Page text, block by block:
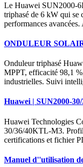
Le Huawei SUN2000-
triphasé de 6 kW qui se
performances
ONDULEUR
Onduleur triphasé
MPPT, efficacité 98,1
industrielles. Suivi
Huawei | SUN2000-
Huawei Technologies
30/36/40KTL-M3.
certifications et fichier
Manuel d''utilisation